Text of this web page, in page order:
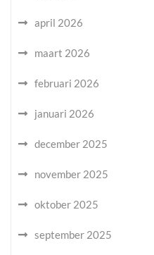
april 2026
maart 2026
februari 2026
januari 2026
december 2025
november 2025
oktober 2025
september 2025